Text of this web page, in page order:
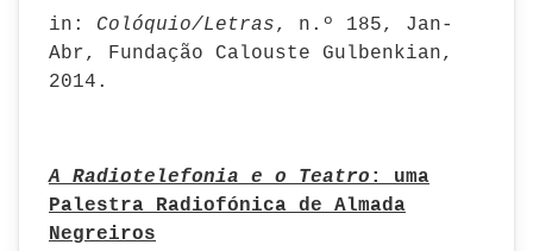
in: Colóquio/Letras, n.º 185, Jan-
Abr, Fundação Calouste Gulbenkian,
2014.
A Radiotelefonia e o Teatro : uma
Palestra Radiofónica de Almada
Negreiros